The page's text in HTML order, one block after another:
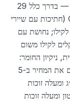
99.9% טוהר) מקבלת את המחיר הגבוה ביותר — בדרך כלל 29
עד 36 שקלים לקילו ב-2026; נחושת Grade 2 (חתיכות עם שיירי
מקבלת 24 עד 29 שקלים לקילו; נחושת עם
(כבלים) מקבלת רק 20 עד 27 שקלים לקילו משום
ניקיון החומר:
ציפויים, צבעים, חלודה ותוספים אחרים מפחיתים את המחיר ב-5
רביעית, כמות: עסקאות של 50 ק״ג ומעלה זוכות
טון ומעלה זוכות